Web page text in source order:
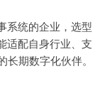
系统的企业，选型
适配自身行业、支
期数字化伙伴。